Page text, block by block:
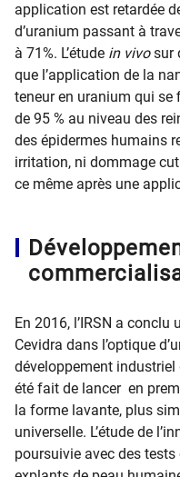
application est retardée
d’uranium passant à
à 71%. L’étude in vivosur
que l’application de la
teneur en uranium qui se
de 95 % au niveau des
des épidermes humains
irritation, ni dommage
ce même après une
En 2016, l’IRSN a
Cevidra dans l’optique
développement
été fait de lancer en
la forme lavante, plus
universelle. L’étude de
poursuivie avec des